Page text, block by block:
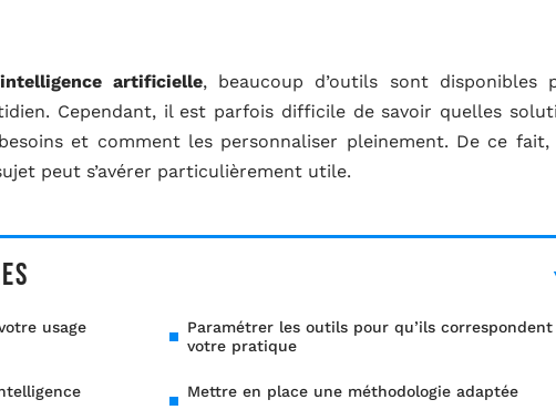
artificielle, beaucoup d’outils sont disponibles
Cependant, il est parfois difficile de savoir quelles
et comment les personnaliser pleinement. De ce fait,
peut s’avérer particulièrement utile.
usage
Paramétrer les outils pour qu’ils correspondent
votre pratique
Mettre en place une méthodologie adaptée